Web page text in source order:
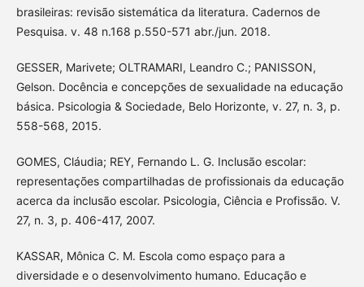
brasileiras: revisão sistemática da literatura. Cadernos de
Pesquisa. v. 48 n.168 p.550-571 abr./jun. 2018.
GESSER, Marivete; OLTRAMARI, Leandro C.; PANISSON,
Gelson. Docência e concepções de sexualidade na educação
básica. Psicologia & Sociedade, Belo Horizonte, v. 27, n. 3, p.
558-568, 2015.
GOMES, Cláudia; REY, Fernando L. G. Inclusão escolar:
representações compartilhadas de profissionais da educação
acerca da inclusão escolar. Psicologia, Ciência e Profissão. V.
27, n. 3, p. 406-417, 2007.
KASSAR, Mônica C. M. Escola como espaço para a
diversidade e o desenvolvimento humano. Educação e